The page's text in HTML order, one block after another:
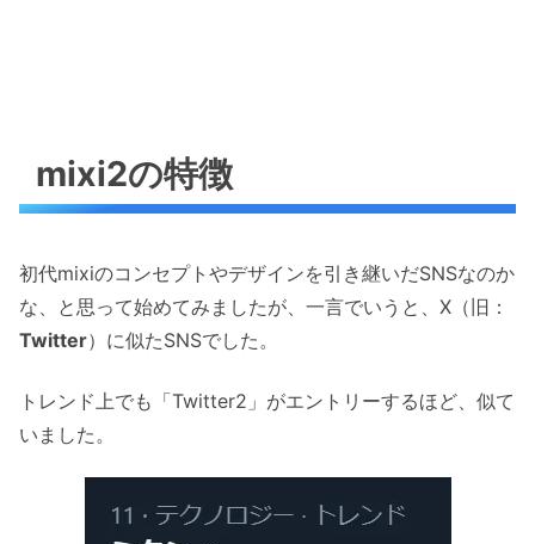
mixi2の特徴
初代mixiのコンセプトやデザインを引き継いだSNSなのか
な、と思って始めてみましたが、一言でいうと、X（旧：
Twitter）に似たSNSでした。
トレンド上でも「Twitter2」がエントリーするほど、似て
いました。